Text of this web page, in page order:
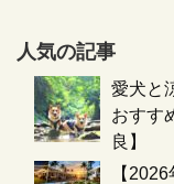
人気の記事
愛犬と
おすす
良】
【